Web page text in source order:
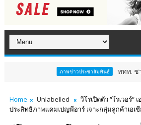
ภาพข่าวประชาสัมพันธ์ ททท. ชวนสัมผัส
Home Unlabelled
วีโร่เปิดตัว “โรเวอร์”
ประสิทธิภาพแคมเปญพีอาร์ เจาะกลุ่มลูกค้าเอเ